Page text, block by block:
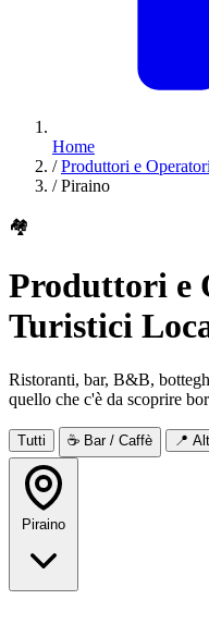
Home
/ Produttori e
/ Piraino
🏘
Produttori e
Turistici
Ristoranti, bar, B&B,
quello che c'è da scoprire
Tutti ☕ Bar / Caffè 📍
Piraino